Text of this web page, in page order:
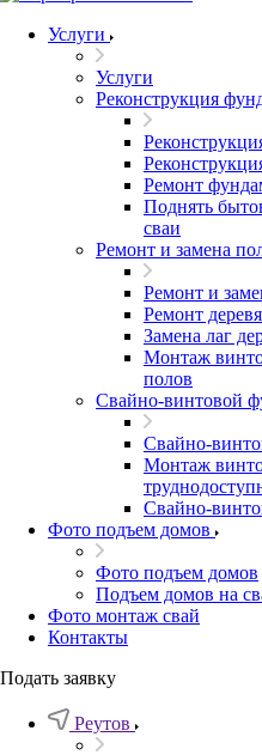
Услуги
Услуги
Реконструкция
Ремонт
Поднять
сваи
Ремонт и замена
Ремонт и
Ремонт
Замена лаг
Монтаж
полов
Свайно-винтовой
Свайно-
Монтаж
Свайно-
Фото подъем домов
Фото подъем домов
Подъем домов на
Фото монтаж свай
Контакты
Подать заявку
Реутов